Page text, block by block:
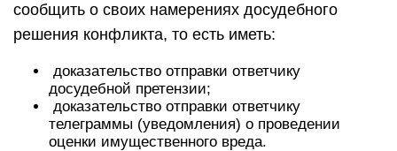
сообщить о своих намерениях досудебного
решения конфликта, то есть иметь:
доказательство отправки ответчику
досудебной претензии;
доказательство отправки ответчику
телеграммы (уведомления) о проведении
оценки имущественного вреда.